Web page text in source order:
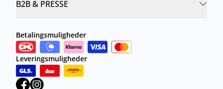
B2B & PRESSE
Betalingsmuligheder
Leveringsmuligheder